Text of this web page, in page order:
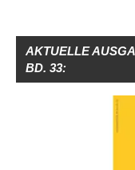
AKTUELLE
BD. 33: